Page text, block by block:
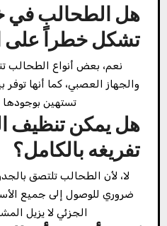
هل الطحالب في
تشكل خطراً على
نعم، بعض أنواع الطحالب
والجهاز العصبي، كما أنها توفر
تستهين بوجودها
هل يمكن تنظيف
تفريغه بالكامل؟
لا، لأن الطحالب تلتصق
ضروري للوصول إلى جميع
الجزئي لا يزيل